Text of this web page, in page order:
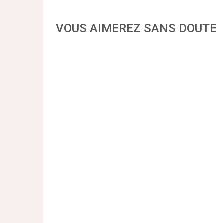
VOUS AIMEREZ SANS DOUTE